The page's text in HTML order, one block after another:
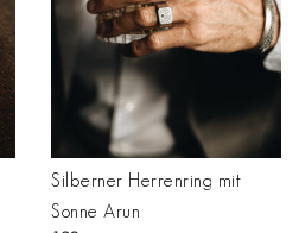
Silberner Herrenring mit
Sonne Arun